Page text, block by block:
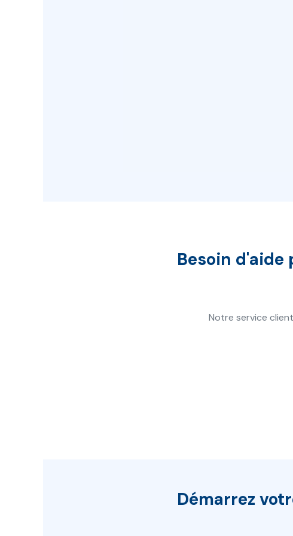
Besoin d'aide
Notre service
Démarrez